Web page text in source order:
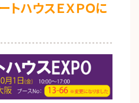
ハウスＥＸＰＯに